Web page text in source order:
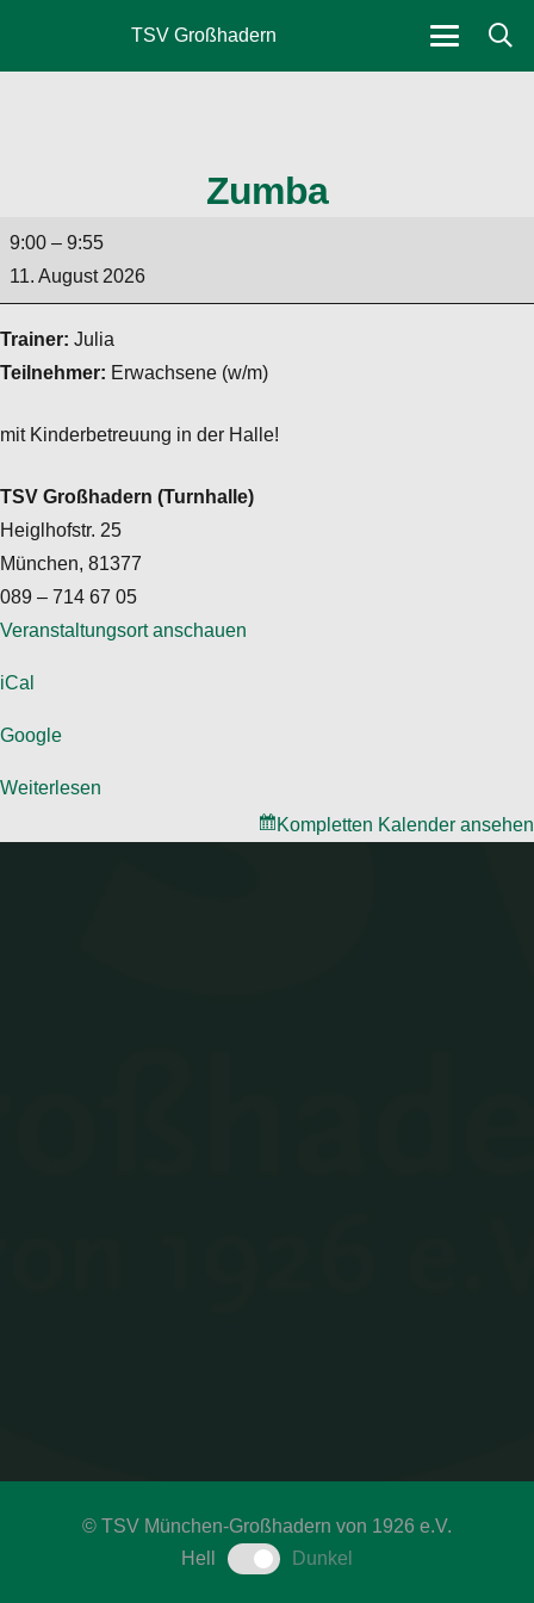
TSV Großhadern
Zumba
Zumba
9:00 – 9:55
11. August 2026
Trainer: Julia
Teilnehmer: Erwachsene (w/m)
mit Kinderbetreuung in der Halle!
TSV Großhadern (Turnhalle)
Heiglhofstr. 25
München, 81377
089 – 714 67 05
Veranstaltungsort anschauen
iCal
Google
Weiterlesen
Kompletten Kalender ansehen
© TSV München-Großhadern von 1926 e.V.
Hell
Dunkel